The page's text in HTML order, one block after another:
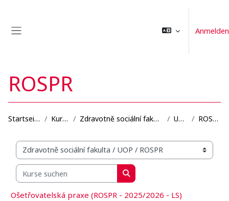
Anmelden
ROSPR
Startseite Kurse Zdravotně sociální fakulta UOP ROSPR
Kursbereiche
Kurse suchen
Kurse suchen
Ošetřovatelská praxe (ROSPR - 2025/2026 - LS)